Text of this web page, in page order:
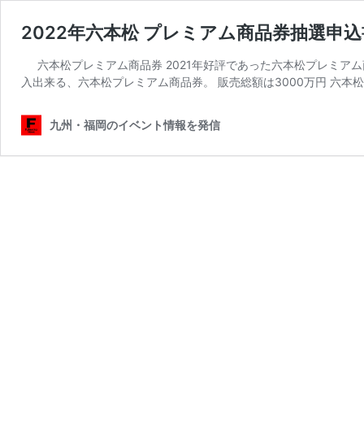
2022年六本松 プレミアム商品券抽選申
六本松プレミアム商品券 2021年好評であった六本松プレミア
入出来る、六本松プレミアム商品券。 販売総額は3000万円 六本
九州・福岡のイベント情報を発信